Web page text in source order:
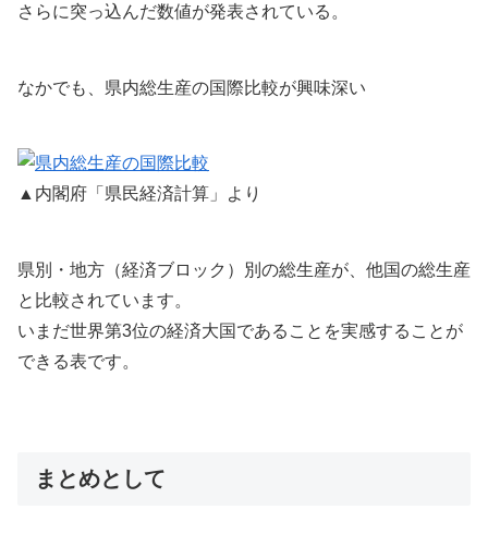
さらに突っ込んだ数値が発表されている。
なかでも、県内総生産の国際比較が興味深い
▲内閣府「県民経済計算」より
県別・地方（経済ブロック）別の総生産が、他国の総生産
と比較されています。
いまだ世界第3位の経済大国であることを実感することが
できる表です。
まとめとして